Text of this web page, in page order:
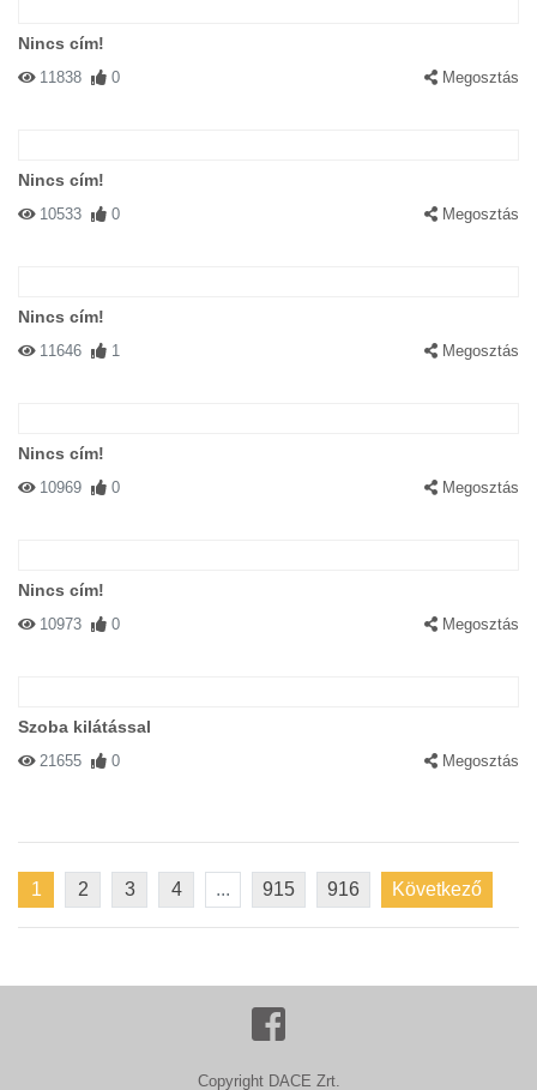
Nincs cím!
11838 0 Megosztás
Nincs cím!
10533 0 Megosztás
Nincs cím!
11646 1 Megosztás
Nincs cím!
10969 0 Megosztás
Nincs cím!
10973 0 Megosztás
Szoba kilátással
21655 0 Megosztás
1 2 3 4 ... 915 916 Következő
Copyright DACE Zrt.